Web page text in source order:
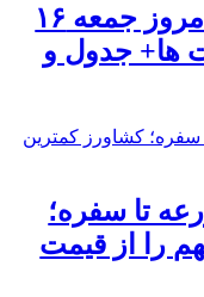
قیمت طلا و سکه امروز جمعه ۱۶
ها+ جدول و
تا سفره؛
را از قیمت